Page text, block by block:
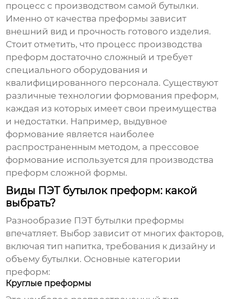
процесс с производством самой бутылки.
Именно от качества преформы зависит
внешний вид и прочность готового изделия.
Стоит отметить, что процесс производства
преформ достаточно сложный и требует
специального оборудования и
квалифицированного персонала. Существуют
различные технологии формования преформ,
каждая из которых имеет свои преимущества
и недостатки. Например, выдувное
формование является наиболее
распространенным методом, а прессовое
формование используется для производства
преформ сложной формы.
Виды ПЭТ бутылок преформ: какой
выбрать?
Разнообразие ПЭТ бутылки преформы
впечатляет. Выбор зависит от многих факторов,
включая тип напитка, требования к дизайну и
объему бутылки. Основные категории
преформ:
Круглые преформы